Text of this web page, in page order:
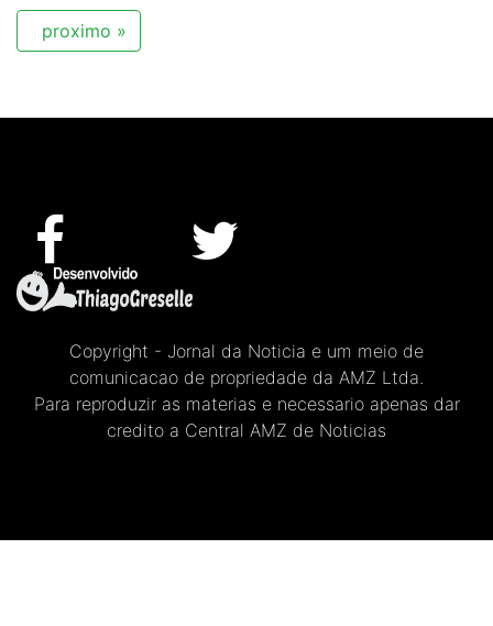
proximo »
Copyright - Jornal da Noticia e um meio de
comunicacao de propriedade da AMZ Ltda.
Para reproduzir as materias e necessario apenas dar
credito a Central AMZ de Noticias